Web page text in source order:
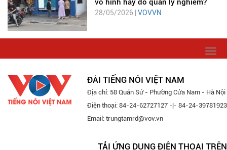
vô hình hay do quản lý nghiêm?
28/05/2026 | VOVVN
ĐÀI TIẾNG NÓI VIỆT NAM
Địa chỉ: 58 Quán Sứ - Phường Cửa Nam - Hà Nội
Điện thoại: 84-24-62727127 -|- 84-24-39781923
Email: trungtamrd@vov.vn
TẢI ỨNG DỤNG ĐIỆN THOẠI TRÊN